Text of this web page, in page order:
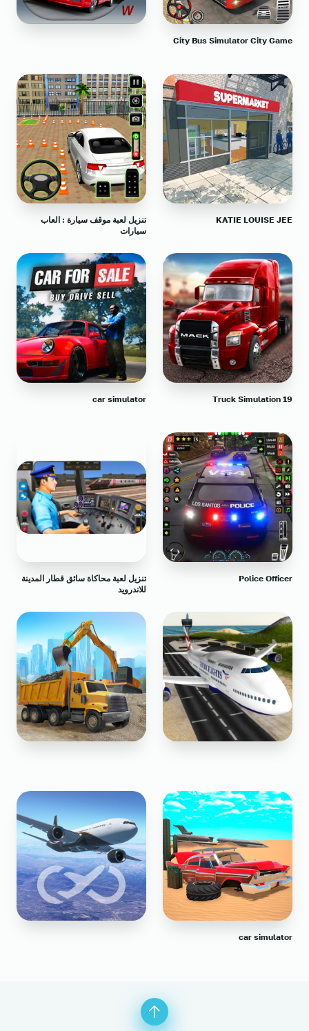
City Bus Simulator City Game
KATIE LOUISE JEE‏
تنزيل لعبة موقف سيارة : العاب
سيارات
Truck Simulation 19
car simulator
Police Officer
تنزيل لعبة محاكاة سائق قطار المدينة
للاندرويد
car simulator